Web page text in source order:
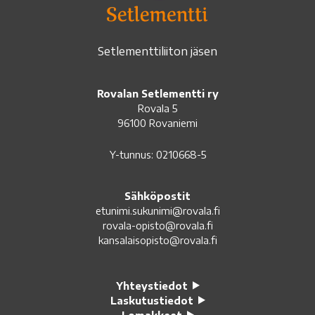
Setlementtiliiton jäsen
Rovalan Setlementti ry
Rovala 5
96100 Rovaniemi
Y-tunnus: 0210668-5
Sähköpostit
etunimi.sukunimi@rovala.fi
rovala-opisto@rovala.fi
kansalaisopisto@rovala.fi
Yhteystiedot
Laskutustiedot